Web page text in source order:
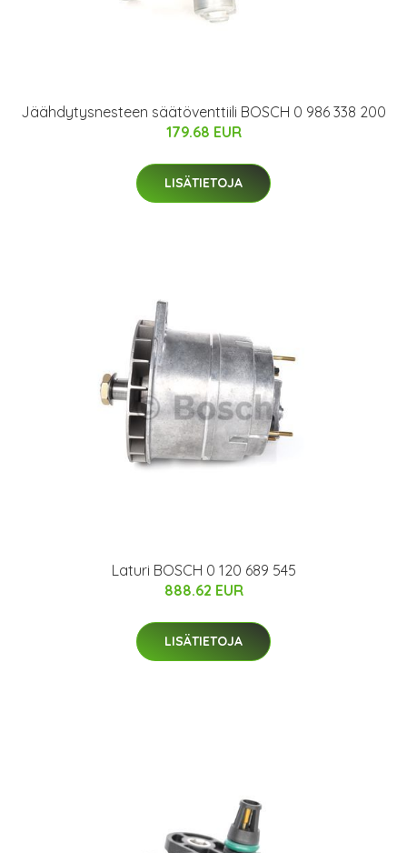
Jäähdytysnesteen säätöventtiili BOSCH 0 986 338 200
179.68 EUR
LISÄTIETOJA
Laturi BOSCH 0 120 689 545
888.62 EUR
LISÄTIETOJA